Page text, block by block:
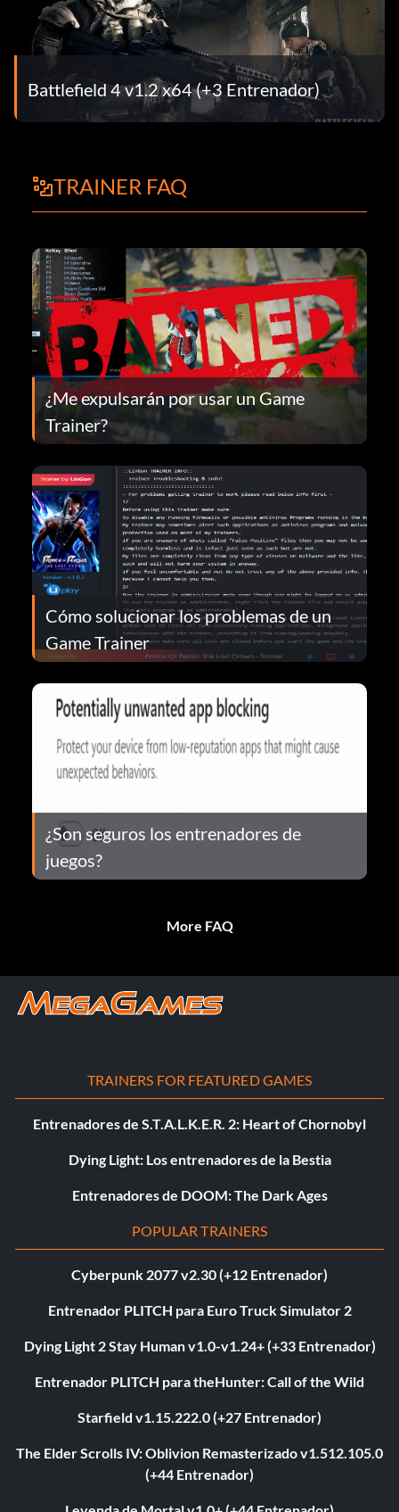
Battlefield 4 v1.2 x64 (+3 Entrenador)
TRAINER FAQ
¿Me expulsarán por usar un Game
Trainer?
Cómo solucionar los problemas de un
Game Trainer
¿Son seguros los entrenadores de
juegos?
More FAQ
TRAINERS FOR FEATURED GAMES
Entrenadores de S.T.A.L.K.E.R. 2: Heart of Chornobyl
Dying Light: Los entrenadores de la Bestia
Entrenadores de DOOM: The Dark Ages
POPULAR TRAINERS
Cyberpunk 2077 v2.30 (+12 Entrenador)
Entrenador PLITCH para Euro Truck Simulator 2
Dying Light 2 Stay Human v1.0-v1.24+ (+33 Entrenador)
Entrenador PLITCH para theHunter: Call of the Wild
Starfield v1.15.222.0 (+27 Entrenador)
The Elder Scrolls IV: Oblivion Remasterizado v1.512.105.0
(+44 Entrenador)